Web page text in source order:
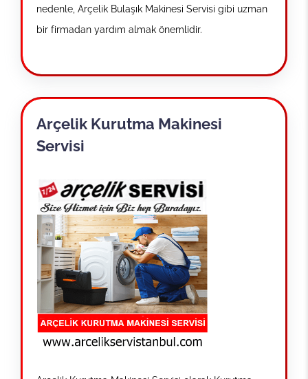
nedenle, Arçelik Bulaşık Makinesi Servisi gibi uzman
bir firmadan yardım almak önemlidir.
Arçelik Kurutma Makinesi
Servisi